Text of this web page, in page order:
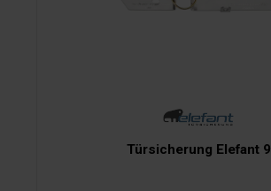
Türsicherung Elefant 9